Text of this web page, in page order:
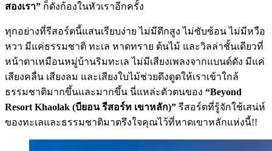
สองเรา” ก็ดังก้องในหัวเราอีกครั้ง
ทุกอย่างที่รีสอร์ตนี้แสนเรียบง่าย ไม่มีตึกสูง ไม่ซับซ้อน ไม่มีหวือ
หวา มีแค่ธรรมชาติ ทะเล หาดทราย ต้นไม้ และวิลล่าชั้นเดียวที่
หน้าตาเหมือนหมู่บ้านริมทะเล ไม่มีเสียงเพลงจากแบนด์ดัง มีแค่
เสียงคลื่น เสียงลม และเสียงใบไม้ช่วยดึงดูดให้เราเข้าใกล้
ธรรมชาติมากขึ้นและมากขึ้น นี่แหล่ะตัวตนของ “Beyond
Resort Khaolak (บียอน รีสอร์ท เขาหลัก)” รีสอร์ตที่รู้จักใช้เสน่ห์
ของทะเลและธรรมชาติมาตรึงใจคุณไว้ที่หาดเขาหลักแห่งนี้!!